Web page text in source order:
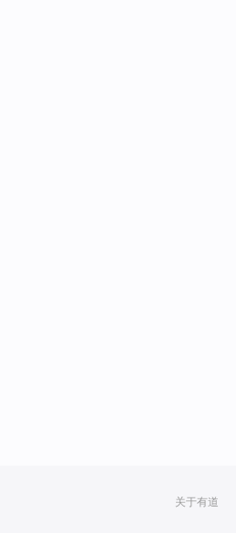
关于有道